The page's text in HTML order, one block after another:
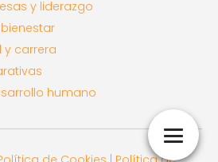
y liderazgo
y carrera
humano